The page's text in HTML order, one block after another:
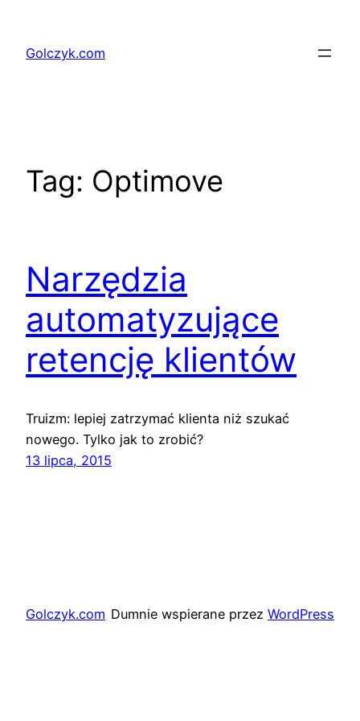
treściGolczyk.com
Tag: Optimove
Narzędzia
automatyzujące
retencję klientów
Truizm: lepiej zatrzymać klienta niż szukać
nowego. Tylko jak to zrobić?
13 lipca, 2015
Golczyk.com Dumnie wspierane przez WordPress